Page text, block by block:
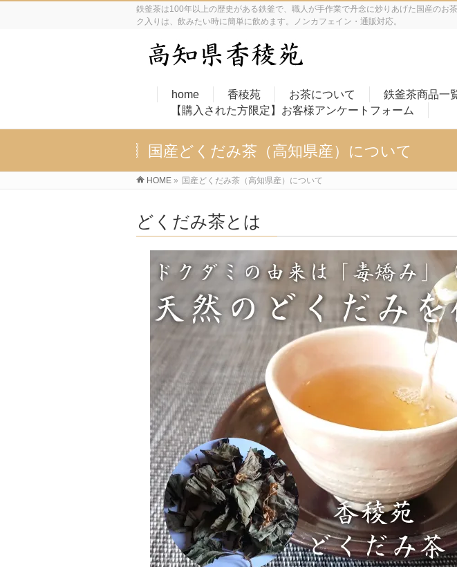
鉄釜茶は100年以上の歴史がある鉄釜で、職人が手作業で丹念に炒りあげた国産の
ク入りは、飲みたい時に簡単に飲めます。ノンカフェイン・通販対応。
home 香稜苑 お茶について 鉄釜茶商品一
【購入された方限定】お客様アンケートフォーム
国産どくだみ茶（高知県産）について
HOME » 国産どくだみ茶（高知県産）について
どくだみ茶とは